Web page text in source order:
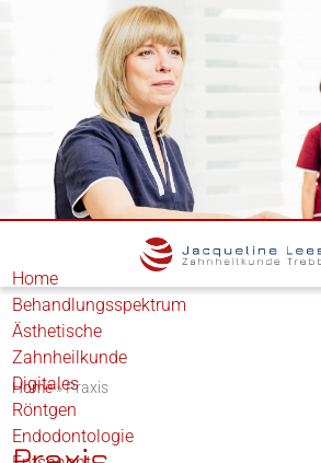
Home
Behandlungsspektrum
Ästhetische
Zahnheilkunde
Digitales
Röntgen
Endodontologie
Home»Praxis